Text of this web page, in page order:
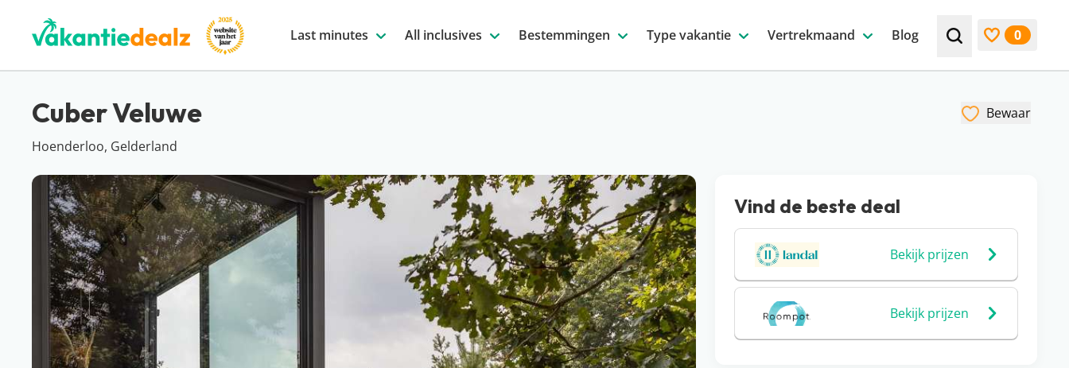
Last minutes All inclusives Bestemmingen Type vakantie Vertrekmaand Blog Zoek bijv. een
0
Cuber Veluwe
Hoenderloo, Gelderland
Bewaar
Vind de beste deal
Bekijk prijzen
Bekijk prijzen